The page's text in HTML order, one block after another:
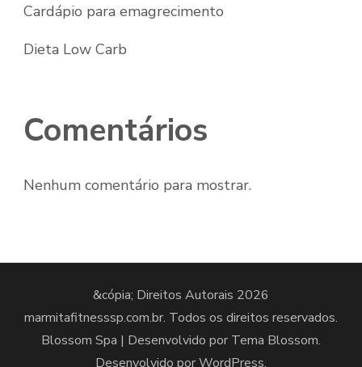
Cardápio para emagrecimento
Dieta Low Carb
Comentários
Nenhum comentário para mostrar.
&cópia; Direitos Autorais 2026
marmitafitnesssp.com.br. Todos os direitos reservados.
Blossom Spa | Desenvolvido por Tema Blossom.
Desenvolvido porWordPress.